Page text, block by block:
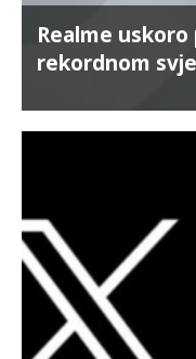
Realme
rekordnom